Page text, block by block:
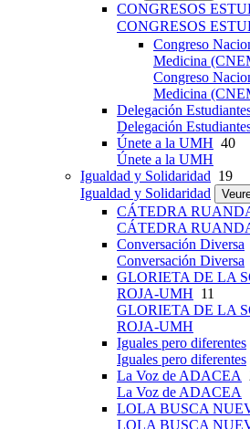
CONGRESOS
CONGRESOS
Congreso
Medicina
Congreso
Medicina
Delegación
Delegación
Únete a la UMH 40
Únete a la UMH
Igualdad y Solidaridad 19
Igualdad y Solidaridad
CÁTEDRA
CÁTEDRA
Conversación Diversa
Conversación Diversa
GLORIETA DE LA
ROJA-UMH 11
GLORIETA DE LA
ROJA-UMH
Iguales pero diferentes
Iguales pero diferentes
La Voz de ADACEA
La Voz de ADACEA
LOLA BUSCA
LOLA BUSCA